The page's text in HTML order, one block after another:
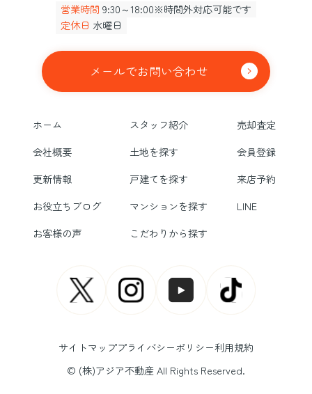
営業時間 9:30～18:00※時間外対応可能です
定休日 水曜日
メールでお問い合わせ
ホーム スタッフ紹介
売却査定
会社概要
土地を探す
会員登録
更新情報
戸建てを探す
来店予約
お役立ちブログ
マンションを探す
LINE
お客様の声
こだわりから探す
サイトマッププライバシーポリシー利用規約
© (株)アジア不動産 All Rights Reserved.